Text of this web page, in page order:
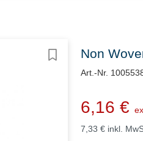
Non
Art.-Nr.
6,16 €
7,33 € inkl.